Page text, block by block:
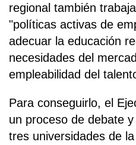
regional también
"políticas activas de
adecuar la educación
necesidades del
empleabilidad del
Para conseguirlo, el
un proceso de debate
tres universidades de